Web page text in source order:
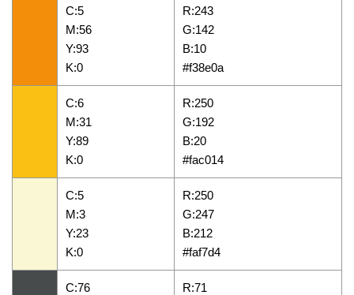
C:5
M:56
Y:93
K:0
R:243
G:142
B:10
#f38e0a
C:6
M:31
Y:89
K:0
R:250
G:192
B:20
#fac014
C:5
M:3
Y:23
K:0
R:250
G:247
B:212
#faf7d4
C:76
R:71